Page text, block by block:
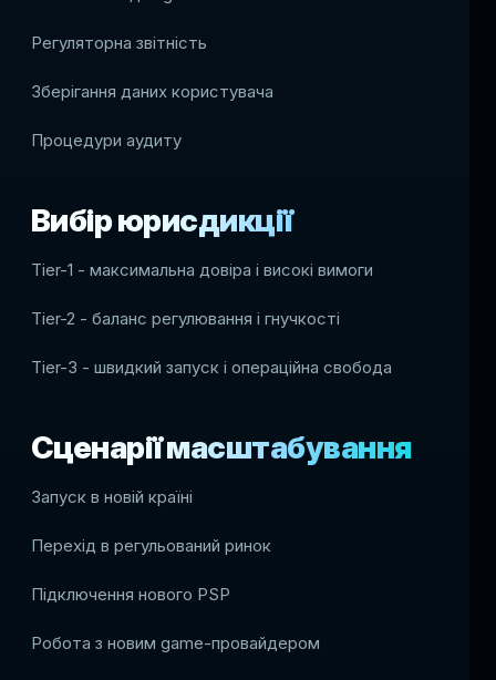
Регуляторна звітність
Зберігання даних користувача
Процедури аудиту
Вибір юрисдикції
Tier-1 - максимальна довіра і високі вимоги
Tier-2 - баланс регулювання і гнучкості
Tier-3 - швидкий запуск і операційна свобода
Сценарії масштабування
Запуск в новій країні
Перехід в регульований ринок
Підключення нового PSP
Робота з новим game-провайдером